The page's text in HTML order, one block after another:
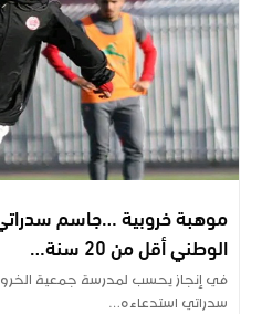
موهبة خروبية …جاسم
الوطني أقل من 20 سنة…
في إنجاز يحسب لمدرسة جمعية
سدراتي استدعاءه…